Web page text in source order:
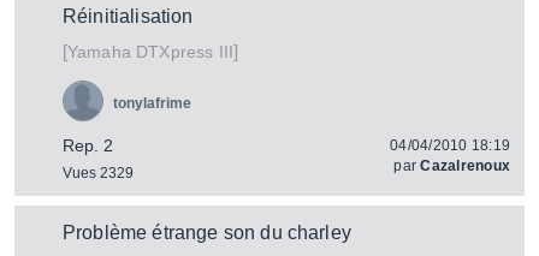
Réinitialisation
[Yamaha DTXpress III]
Rep. 2
Vues 2329
tonylafrime
04/04/2010 18:19
parCazalrenoux
Problème étrange son du charley